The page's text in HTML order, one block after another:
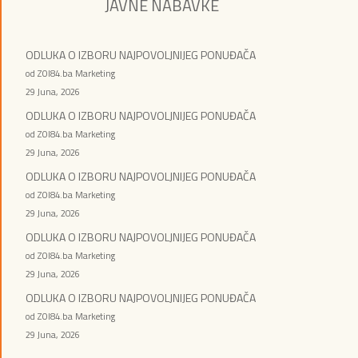
JAVNE NABAVKE
ODLUKA O IZBORU NAJPOVOLJNIJEG PONUĐAČA
od ZOI84.ba Marketing
29 Juna, 2026
ODLUKA O IZBORU NAJPOVOLJNIJEG PONUĐAČA
od ZOI84.ba Marketing
29 Juna, 2026
ODLUKA O IZBORU NAJPOVOLJNIJEG PONUĐAČA
od ZOI84.ba Marketing
29 Juna, 2026
ODLUKA O IZBORU NAJPOVOLJNIJEG PONUĐAČA
od ZOI84.ba Marketing
29 Juna, 2026
ODLUKA O IZBORU NAJPOVOLJNIJEG PONUĐAČA
od ZOI84.ba Marketing
29 Juna, 2026